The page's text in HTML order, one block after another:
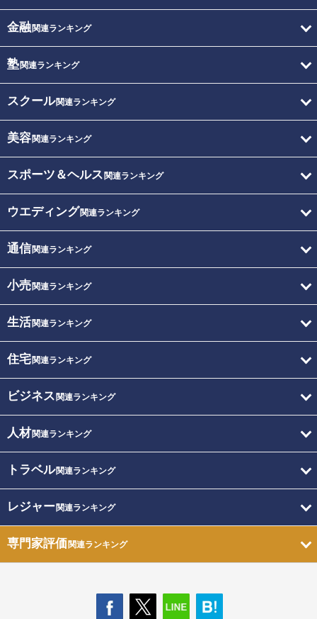
金融関連ランキング
塾関連ランキング
スクール関連ランキング
美容関連ランキング
スポーツ＆ヘルス 関連ランキング
ウエディング関連ランキング
通信関連ランキング
小売関連ランキング
生活関連ランキング
住宅関連ランキング
ビジネス 関連ランキング
人材関連ランキング
トラベル関連ランキング
レジャー関連ランキング
専門家評価関連ランキング